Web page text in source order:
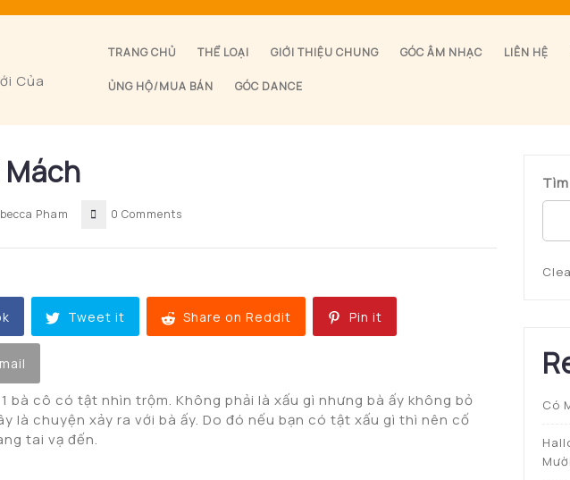
Của
TRANG CHỦ THỂ LOẠI GIỚI THIỆU CHUNG GÓC ÂM NHẠC LIÊN HỆ
ỦNG HỘ/MUA BÁN GÓC DANCE
Pham 0 Comments
Tweet it Share on Reddit Pin it
bà cô có tật nhìn trộm. Không phải là xấu gì nhưng bà ấy không bỏ
là chuyện xảy ra với bà ấy. Do đó nếu bạn có tật xấu gì thì nên cố
tai vạ đến.
Có